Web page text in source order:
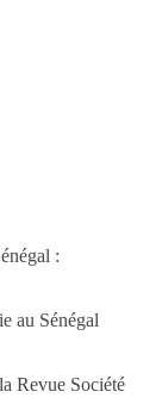
:
au Sénégal
Revue Société